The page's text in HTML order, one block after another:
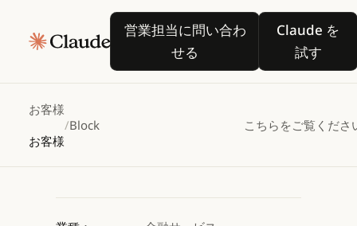
営業担当に問い合わ
せる
営業担当に問い合わせる
Claude を
試す
Claude
お客様
お客様
/Block こちらをご覧くださ
Block、
DatabricksでClaudeを
Claude を試す